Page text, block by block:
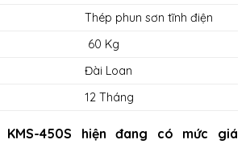
Thép phun sơn tĩnh điện
60 Kg
Đài Loan
12 Tháng
450S hiện đang có mức giá